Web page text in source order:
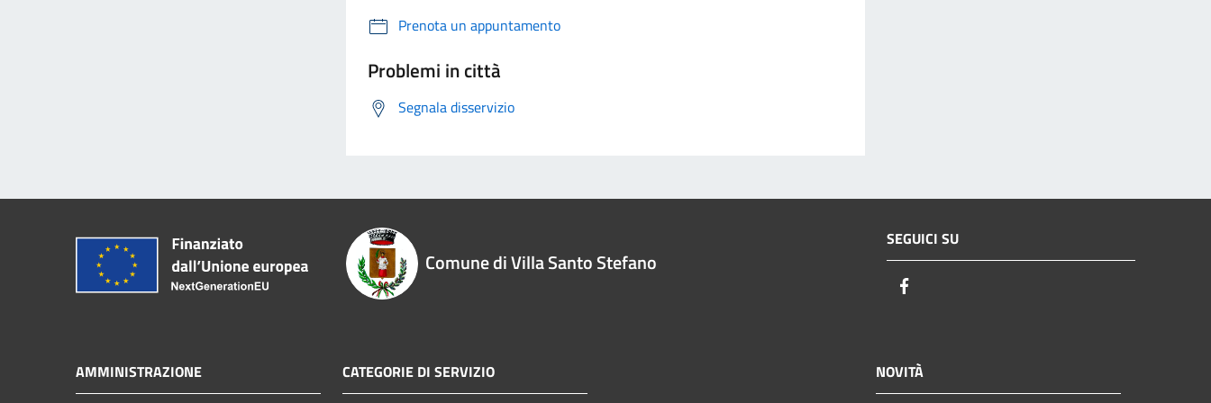
Prenota un appuntamento
Problemi in città
Segnala disservizio
Comune di Villa Santo Stefano
SEGUICI SU
AMMINISTRAZIONE CATEGORIE DI SERVIZIO NOVITÀ